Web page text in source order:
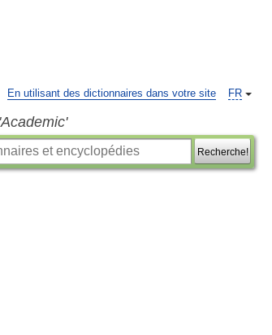
FR
En utilisant des dictionnaires dans votre site
Recherche!